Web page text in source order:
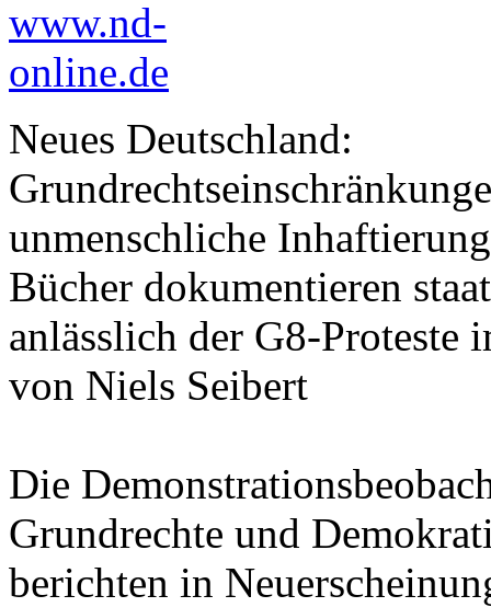
Neues Deutschland:
unmenschliche
Bücher dokumentieren
anlässlich der G8-Proteste
von Niels Seibert
Die
Grundrechte und
berichten in